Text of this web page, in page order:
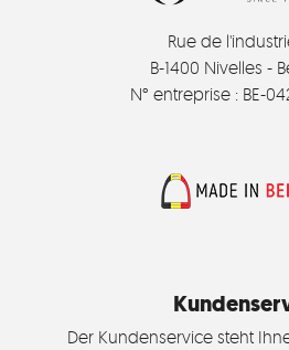
Rue de
B-1400 Nivelles -
N° entreprise : BE-
Der Kundenservice steht